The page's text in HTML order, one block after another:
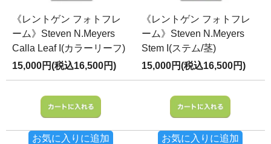
《レントゲン フォトフレ
ーム》Steven N.Meyers
Calla Leaf I(カラーリーフ)
15,000円(税込16,500円)
お気に入りに追加
《レントゲン フォトフレ
ーム》Steven N.Meyers
Stem I(ステム/茎)
15,000円(税込16,500円)
お気に入りに追加